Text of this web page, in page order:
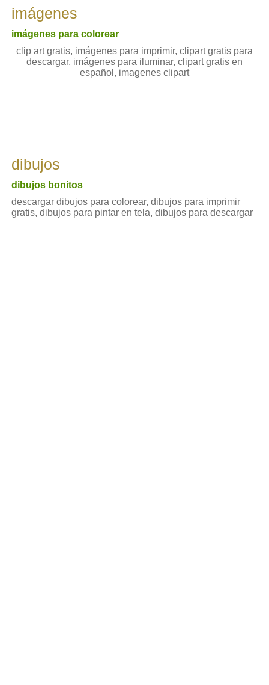
imágenes
imágenes para colorear
clip art gratis, imágenes para imprimir, clipart gratis para
descargar, imágenes para iluminar, clipart gratis en
español, imagenes clipart
dibujos
dibujos bonitos
descargar dibujos para colorear, dibujos para imprimir
gratis, dibujos para pintar en tela, dibujos para descargar